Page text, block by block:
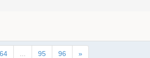
64 95 96 »